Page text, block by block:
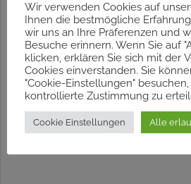
This entry was posted inHier erfährst du
Welt der Kräuter, Hausmittel und
Wir verwenden Cookies auf
Ihnen die bestmögliche
wir uns an Ihre Präferenzen und
Besuche erinnern. Wenn Sie auf
klicken, erklären Sie sich mit der
Cookies einverstanden. Sie
"Cookie-Einstellungen"
kontrollierte Zustimmung zu
Cookie Einstellungen Alle